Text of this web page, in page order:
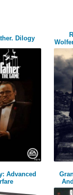
Dilogy
Advanced